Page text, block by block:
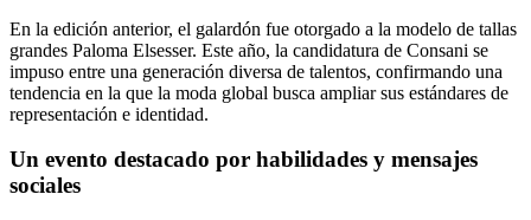
En la edición anterior, el galardón fue otorgado a la modelo de tallas
grandes Paloma Elsesser. Este año, la candidatura de Consani se
impuso entre una generación diversa de talentos, confirmando una
tendencia en la que la moda global busca ampliar sus estándares de
representación e identidad.
Un evento destacado por habilidades y mensajes
sociales